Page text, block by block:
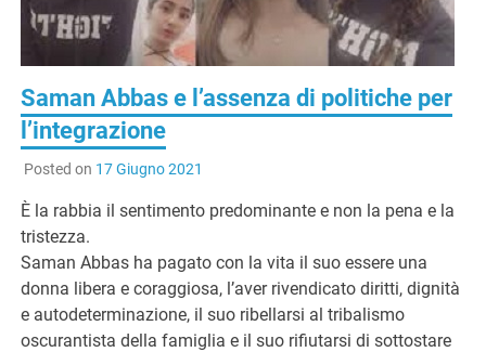
Saman Abbas e l’assenza di politiche per
l’integrazione
Posted on 17 Giugno 2021
È la rabbia il sentimento predominante e non la pena e la
tristezza.
Saman Abbas ha pagato con la vita il suo essere una
donna libera e coraggiosa, l’aver rivendicato diritti, dignità
e autodeterminazione, il suo ribellarsi al tribalismo
oscurantista della famiglia e il suo rifiutarsi di sottostare